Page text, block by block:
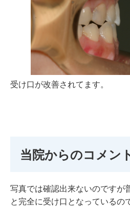
受け口が改善されてます。
当院からのコメン
写真では確認出来ないのですが
と完全に受け口となっているの